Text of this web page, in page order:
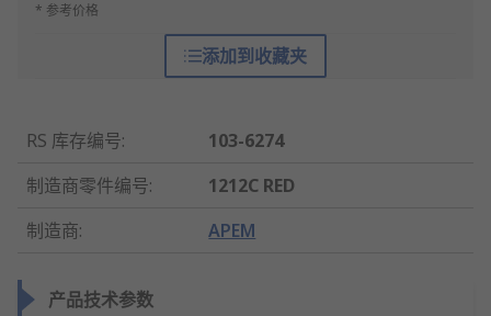
* 参考价格
添加到收藏夹
RS 库存编号:
103-6274
制造商零件编号:
1212C RED
制造商: APEM
产品技术参数